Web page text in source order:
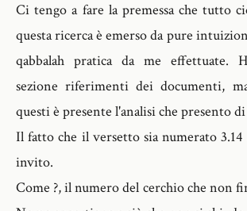
Ci tengo a fare la premessa che tutto
questa ricerca è emerso da pure
qabbalah pratica da me effettuate.
sezione riferimenti dei documenti,
questi è presente l'analisi che presento
Il fatto che il versetto sia numerato 3.14
invito.
Come ?, il numero del cerchio che non